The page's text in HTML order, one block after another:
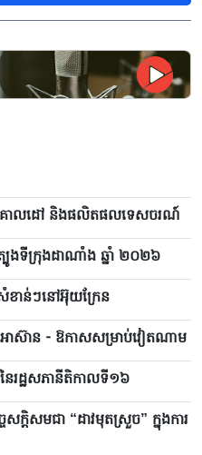
គោលដៅ និងផលិតផលទេសចរណ៍
ងទីក្រុងដាណាំង ឆ្នាំ ២០២៦
ខាន់ៗនៅអ៊ុយក្រែន
ាស៊ាន - ឱកាសសម្រាប់វៀតណាម
រដ្ឋសភានីតិកាលទី១៦
សក្តិសមជា “ដាវមុតស្រួច” ក្នុងការ